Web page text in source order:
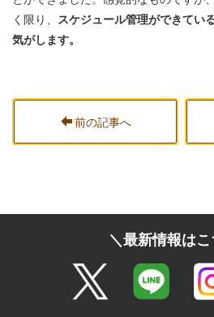
く限り、 スケジュール管理ができてい
気がします。
前の記事へ
＼最新情報は